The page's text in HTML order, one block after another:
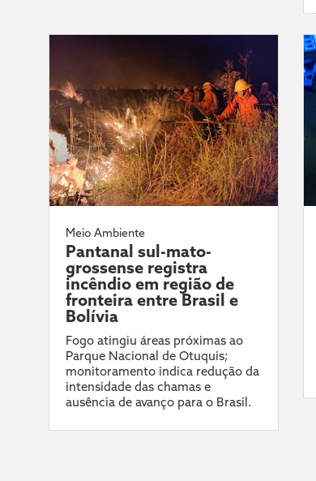
Meio Ambiente
Pantanal sul-mato-
grossense registra
incêndio em região de
fronteira entre Brasil e
Bolívia
Fogo atingiu áreas próximas ao
Parque Nacional de Otuquis;
monitoramento indica redução da
intensidade das chamas e
ausência de avanço para o Brasil.